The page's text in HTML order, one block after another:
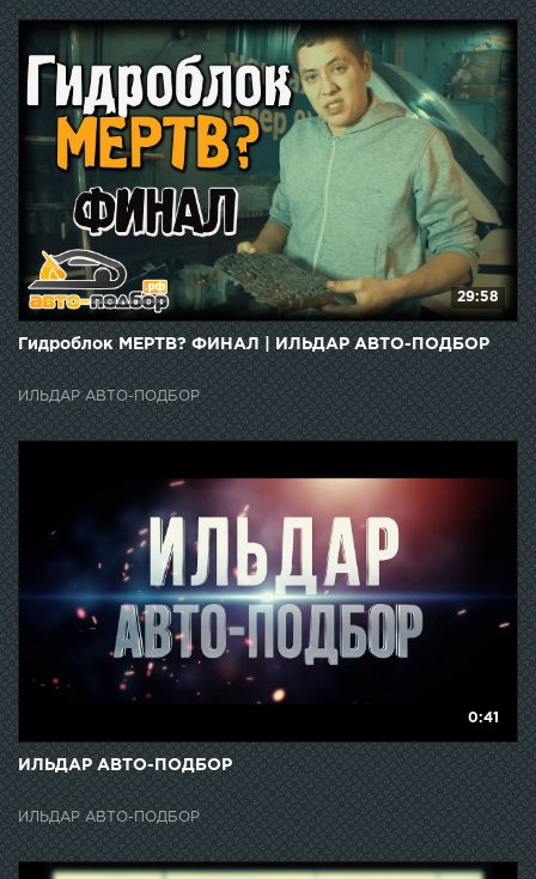
29:58
Гидроблок МЕРТВ? ФИНАЛ | ИЛЬДАР АВТО-ПОДБОР
ИЛЬДАР АВТО-ПОДБОР
0:41
ИЛЬДАР АВТО-ПОДБОР
ИЛЬДАР АВТО-ПОДБОР